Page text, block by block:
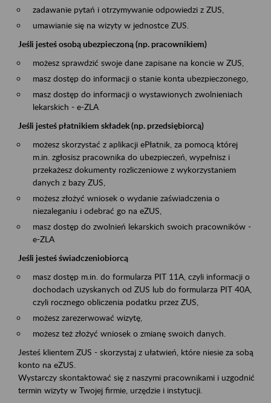
zadawanie pytań i otrzymywanie odpowiedzi z ZUS,
umawianie się na wizyty w jednostce ZUS.
Jeśli jesteś osobą ubezpieczoną (np. pracownikiem)
możesz sprawdzić swoje dane zapisane na koncie w ZUS,
masz dostęp do informacji o stanie konta ubezpieczonego,
masz dostęp do informacji o wystawionych zwolnieniach
lekarskich - e-ZLA
Jeśli jesteś płatnikiem składek (np. przedsiębiorcą)
możesz skorzystać z aplikacji ePłatnik, za pomocą której
m.in. zgłosisz pracownika do ubezpieczeń, wypełnisz i
przekażesz dokumenty rozliczeniowe z wykorzystaniem
danych z bazy ZUS,
możesz złożyć wniosek o wydanie zaświadczenia o
niezaleganiu i odebrać go na eZUS,
masz dostęp do zwolnień lekarskich swoich pracowników -
e-ZLA
Jeśli jesteś świadczeniobiorcą
masz dostęp m.in. do formularza PIT 11A, czyli informacji o
dochodach uzyskanych od ZUS lub do formularza PIT 40A,
czyli rocznego obliczenia podatku przez ZUS,
możesz zarezerwować wizytę,
możesz też złożyć wniosek o zmianę swoich danych.
Jesteś klientem ZUS - skorzystaj z ułatwień, które niesie za sobą
konto na eZUS.
Wystarczy skontaktować się z naszymi pracownikami i uzgodnić
termin wizyty w Twojej firmie, urzędzie i instytucji.